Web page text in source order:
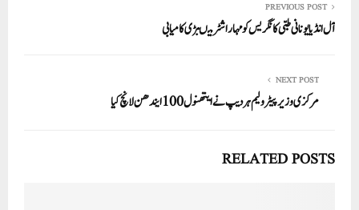
A
pp
ok
r
In PREVIOUS POST
آل انڈیا یونانی طبی کانگریس کو مہاراشٹر میںبڑی کامیابی
NEXT POST
مرکزی وزیر پیٹرولیم ہردیپ نے ایتھنول 100 ایندھن لانچ کیا
RELATED POSTS